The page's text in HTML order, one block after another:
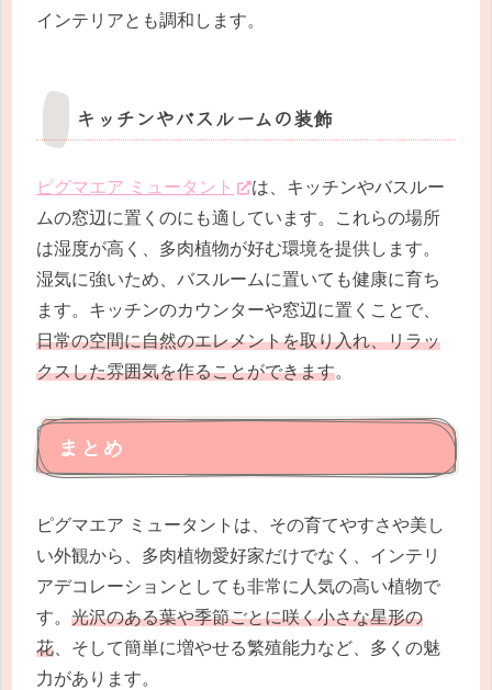
インテリアとも調和します。
キッチンやバスルームの装飾
ピグマエア ミュータント
は、キッチンやバスルー
ムの窓辺に置くのにも適しています。これらの場所
は湿度が高く、多肉植物が好む環境を提供します。
湿気に強いため、バスルームに置いても健康に育ち
ます。キッチンのカウンターや窓辺に置くことで、
日常の空間に自然のエレメントを取り入れ、リラッ
クスした雰囲気を作ることができます。
まとめ
ピグマエア ミュータントは、その育てやすさや美し
い外観から、多肉植物愛好家だけでなく、インテリ
アデコレーションとしても非常に人気の高い植物で
す。 光沢のある葉や季節ごとに咲く小さな星形の
花 、そして簡単に増やせる繁殖能力など、多くの魅
力があります。